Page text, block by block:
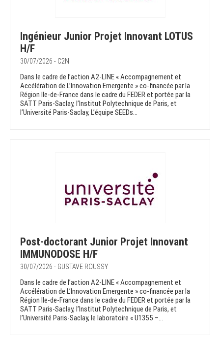
Ingénieur Junior Projet Innovant LOTUS
H/F
30/07/2026 - C2N
Dans le cadre de l’action A2-LINE « Accompagnement et
Accélération de L’Innovation Emergente » co-financée par la
Région Ile-de-France dans le cadre du FEDER et portée par la
SATT Paris-Saclay, l’Institut Polytechnique de Paris, et
l’Université Paris-Saclay, L’équipe SEEDs...
Post-doctorant Junior Projet Innovant
IMMUNODOSE H/F
30/07/2026 - GUSTAVE ROUSSY
Dans le cadre de l’action A2-LINE « Accompagnement et
Accélération de L’Innovation Emergente » co-financée par la
Région Ile-de-France dans le cadre du FEDER et portée par la
SATT Paris-Saclay, l’Institut Polytechnique de Paris, et
l’Université Paris-Saclay, le laboratoire « U1355 –...